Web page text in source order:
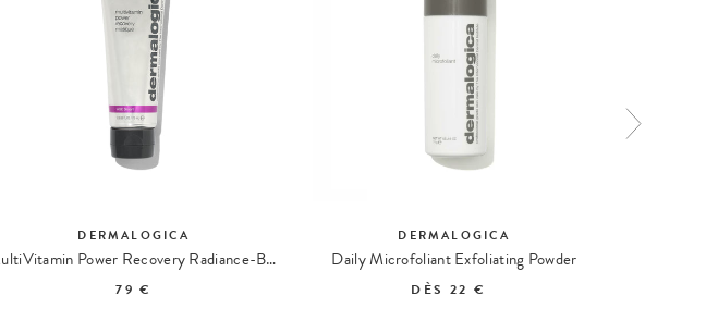
DERMALOGICA
MultiVitamin Power Recovery Radiance-Boosting Mask
79 €
DERMALOGICA
Daily Microfoliant Exfoliating Powder
DÈS 22 €